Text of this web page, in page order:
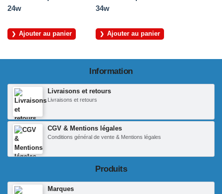
24w
Ajouter au panier
34w
Ajouter au panier
Information
Livraisons et retours
Livraisons et retours
CGV & Mentions légales
Conditions général de vente & Mentions légales
Produits
Marques